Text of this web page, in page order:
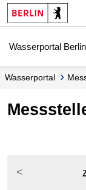
Springe zur
Springe zum Inhalt
Wasserportal Berlin
Wasserportal